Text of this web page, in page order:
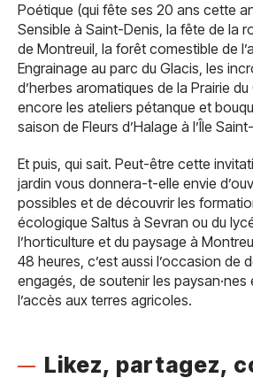
Poétique (qui fête ses 20 ans cette
Sensible à Saint-Denis, la fête de la
de Montreuil, la forêt comestible de
Engrainage au parc du Glacis, les
d’herbes aromatiques de la Prairie
encore les ateliers pétanque et
saison de Fleurs d’Halage à l’Île
Et puis, qui sait. Peut-être cette
jardin vous donnera-t-elle envie
possibles et de découvrir les
écologique Saltus à Sevran ou du
l’horticulture et du paysage à
48 heures, c’est aussi l’occasion de
engagés, de soutenir les paysan·nes
l’accès aux terres agricoles.
Likez, partagez,